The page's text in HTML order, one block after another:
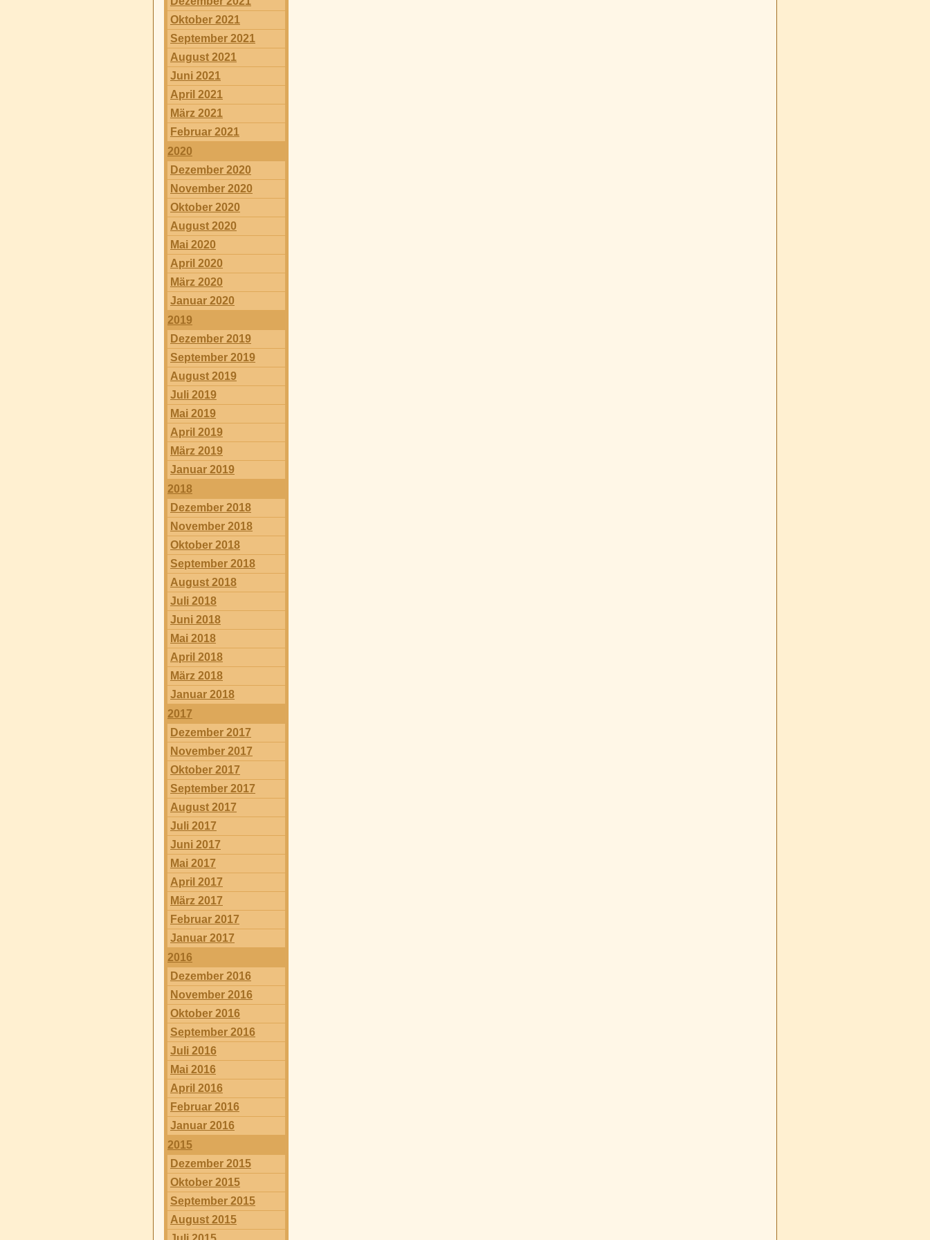
Oktober 2021
September 2021
August 2021
Juni 2021
April 2021
März 2021
Februar 2021
2020
Dezember 2020
November 2020
Oktober 2020
August 2020
Mai 2020
April 2020
März 2020
Januar 2020
2019
Dezember 2019
September 2019
August 2019
Juli 2019
Mai 2019
April 2019
März 2019
Januar 2019
2018
Dezember 2018
November 2018
Oktober 2018
September 2018
August 2018
Juli 2018
Juni 2018
Mai 2018
April 2018
März 2018
Januar 2018
2017
Dezember 2017
November 2017
Oktober 2017
September 2017
August 2017
Juli 2017
Juni 2017
Mai 2017
April 2017
März 2017
Februar 2017
Januar 2017
2016
Dezember 2016
November 2016
Oktober 2016
September 2016
Juli 2016
Mai 2016
April 2016
Februar 2016
Januar 2016
2015
Dezember 2015
Oktober 2015
September 2015
August 2015